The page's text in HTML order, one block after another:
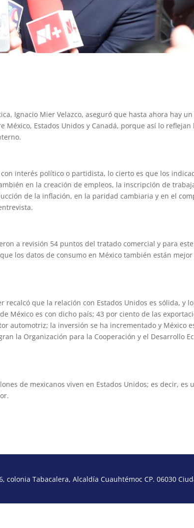
Ignacio Mier Velazco, aseguró que hasta ahora hay
Estados Unidos y Canadá, porque así lo reflejan
interés político o partidista, lo cierto es que los
en la creación de empleos, la inscripción de
de la inflación, en la paridad cambiaria y en el
a revisión 54 puntos del tratado comercial y para
los datos de consumo en México también están
que la relación con Estados Unidos es sólida, y
México es con dicho país; 43 por ciento de las
automotriz; la inversión se ha incrementado y México
la Organización para la Cooperación y el Desarrollo
de mexicanos viven en Estados Unidos; es decir, es
colonia Tabacalera, Alcaldía Cuauhtémoc CP. 06030